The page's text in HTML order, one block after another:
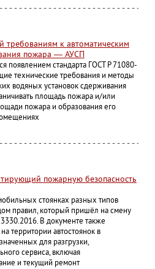
требованиям к автоматическим
пожара — АУСП
появлением стандарта ГОСТ Р 71080-
технические требования и методы
водяных установок сдерживания
площадь пожара и/или
пожара и образования его
пожарную безопасность
стоянках разных типов
правил, который пришёл на смену
В документе также
территории автостоянок в
для разгрузки,
сервиса, включая
и текущий ремонт